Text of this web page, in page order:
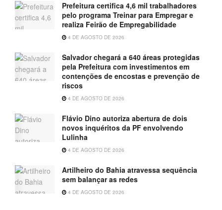
Prefeitura certifica 4,6 mil trabalhadores
pelo programa Treinar para Empregar e
realiza Feirão de Empregabilidade
4 DE AGOSTO DE 2026
Salvador chegará a 640 áreas protegidas
pela Prefeitura com investimentos em
contenções de encostas e prevenção de
riscos
4 DE AGOSTO DE 2026
Flávio Dino autoriza abertura de dois
novos inquéritos da PF envolvendo
Lulinha
4 DE AGOSTO DE 2026
Artilheiro do Bahia atravessa sequência
sem balançar as redes
4 DE AGOSTO DE 2026